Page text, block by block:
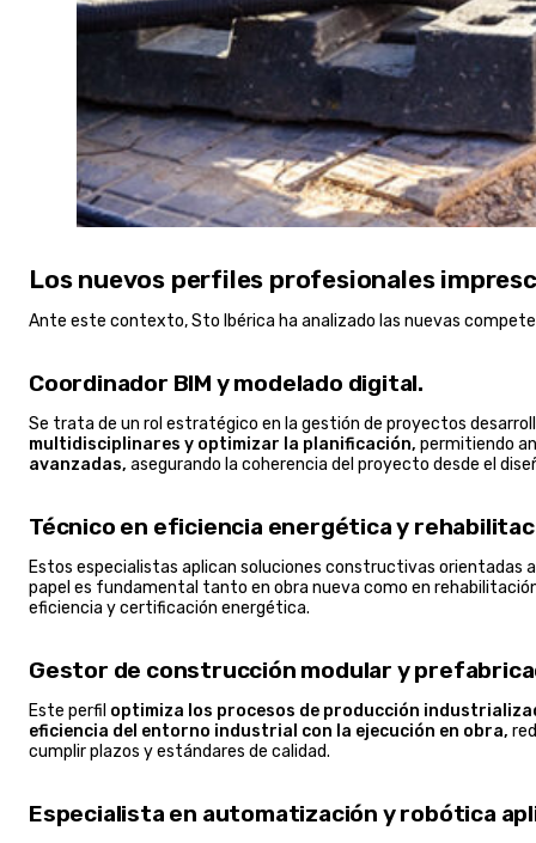
Los nuevos perfiles profesionales
Ante este contexto, Sto Ibérica ha analizado las nuevas
Coordinador BIM y modelado digital.
Se trata de un rol estratégico en la gestión de proyectos
multidisciplinares y optimizar la planificación, permitiendo
avanzadas, asegurando la coherencia del proyecto desde el
Técnico en eficiencia energética y
Estos especialistas aplican soluciones constructivas orientadas
papel es fundamental tanto en obra nueva como en
eficiencia y certificación energética.
Gestor de construcción modular y
Este perfil optimiza los procesos de producción
eficiencia del entorno industrial con la ejecución en obra,
cumplir plazos y estándares de calidad.
Especialista en automatización y robótica